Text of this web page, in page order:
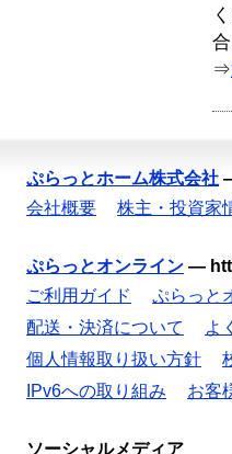
⇒
ぷらっとホーム株式会社
会社概要
株主・投資家
ぷらっとオンライン —
ご利用ガイド
ぷらっと
配送・決済について
よ
個人情報取り扱い方針
IPv6への取り組み
お客
ソーシャルメディア